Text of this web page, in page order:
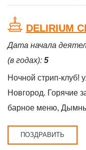
DELIRIUM
Дата начала
(в годах): 5
Ночной стрип-клуб!
Новгород. Горячие
барное меню,
ПОЗДРАВИТЬ